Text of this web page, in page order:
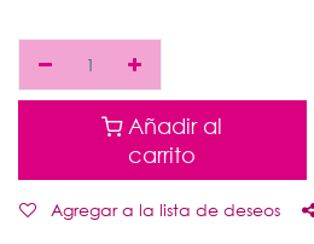
Añadir al
carrito
Agregar a la lista de deseos